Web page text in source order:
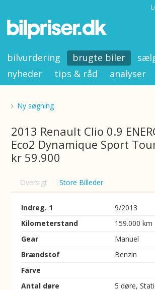
bilvurdering brugte biler
nyheder
tips & råd analyser
Ny søgning
2013 Renault Clio 0.9
Eco2 Dynamique Sport
kr 59.900
Oversigt Store Billeder
Indreg. 1
9/2013
Kilometerstand
159.000 km
Gear
Manuel
Brændstof
Benzin
Farve
Antal døre
5 døre,